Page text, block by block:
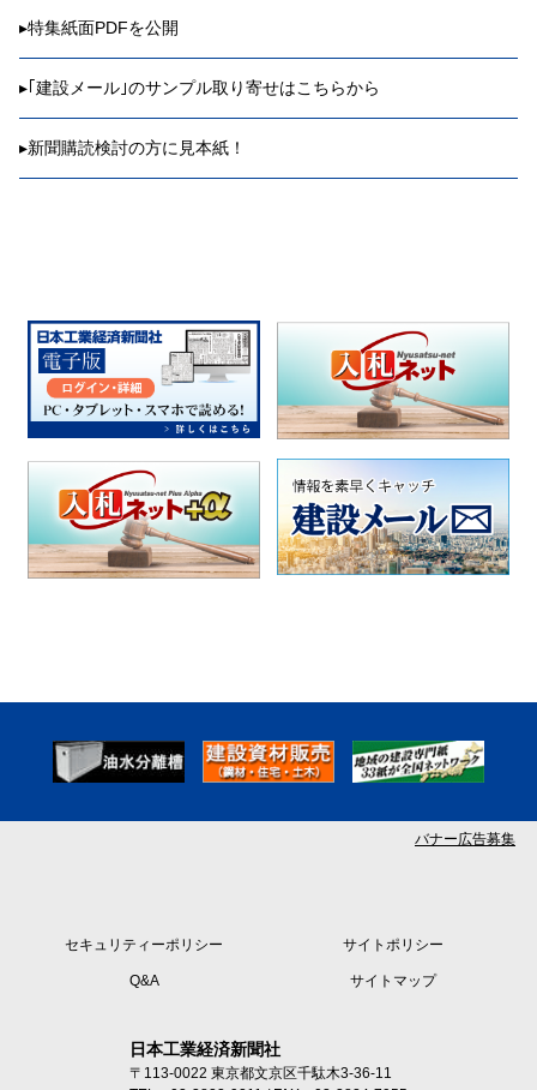
▸特集紙面PDFを公開
▸ ｢建設メール｣のサンプル取り寄せはこちらから
▸新聞購読検討の方に見本紙！
バナー広告募集
セキュリティーポリシー サイトポリシー
Q&A サイトマップ
日本工業経済新聞社
〒113-0022 東京都文京区千駄木3-36-11